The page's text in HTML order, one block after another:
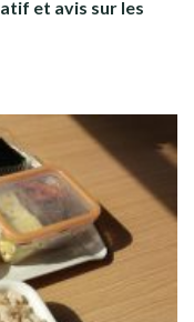
et avis sur les